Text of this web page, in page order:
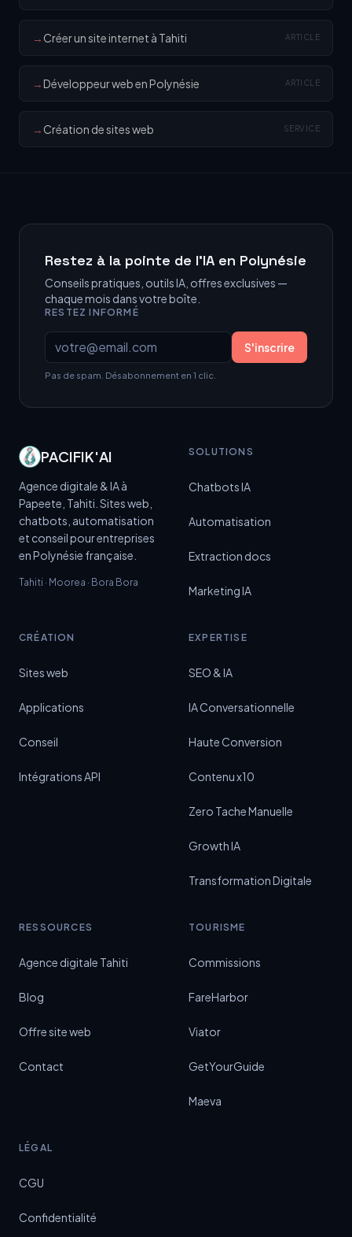
→ Créer un site internet à Tahiti ARTICLE
→Développeur web en Polynésie ARTICLE
→ Création de sites web SERVICE
Restez à la pointe de l’IA en Polynésie
Conseils pratiques, outils IA, offres exclusives —
chaque mois dans votre boîte.
RESTEZ INFORMÉ
Votre email S'inscrire
Pas de spam. Désabonnement en 1 clic.
PACIFIK'AI
Agence digitale & IA à
Papeete, Tahiti. Sites web,
chatbots, automatisation
et conseil pour entreprises
en Polynésie française.
Tahiti · Moorea · Bora Bora
SOLUTIONS
Chatbots IA
Automatisation
Extraction docs
Marketing IA
CRÉATION
Sites web
Applications
Conseil
Intégrations API
EXPERTISE
SEO & IA
IA Conversationnelle
Haute Conversion
Contenu x10
Zero Tache Manuelle
Growth IA
Transformation Digitale
RESSOURCES
Agence digitale Tahiti
Blog
Offre site web
Contact
TOURISME
Commissions
FareHarbor
Viator
GetYourGuide
Maeva
LÉGAL
CGU
ConfidentialitéAssistant IA PACIFIK'AI